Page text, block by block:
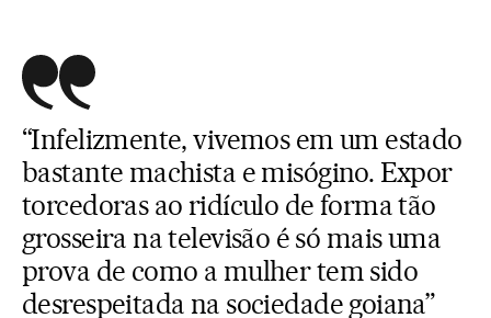
“Infelizmente, vivemos em um estado
bastante machista e misógino. Expor
torcedoras ao ridículo de forma tão
grosseira na televisão é só mais uma
prova de como a mulher tem sido
desrespeitada na sociedade goiana”